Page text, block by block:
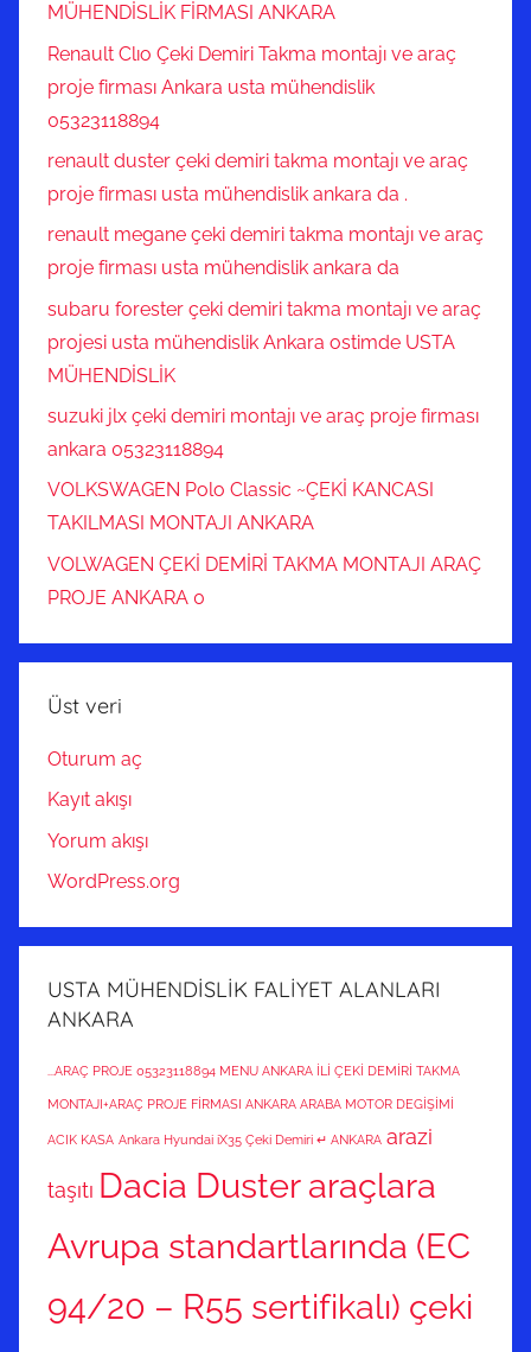
MÜHENDİSLİK FİRMASI ANKARA
Renault Clıo Çeki Demiri Takma montajı ve araç
proje firması Ankara usta mühendislik
05323118894
renault duster çeki demiri takma montajı ve araç
proje firması usta mühendislik ankara da .
renault megane çeki demiri takma montajı ve araç
proje firması usta mühendislik ankara da
subaru forester çeki demiri takma montajı ve araç
projesi usta mühendislik Ankara ostimde USTA
MÜHENDİSLİK
suzuki jlx çeki demiri montajı ve araç proje firması
ankara 05323118894
VOLKSWAGEN Polo Classic ~ÇEKİ KANCASI
TAKILMASI MONTAJI ANKARA
VOLWAGEN ÇEKİ DEMİRİ TAKMA MONTAJI ARAÇ
PROJE ANKARA 0
Üst veri
Oturum aç
Kayıt akışı
Yorum akışı
WordPress.org
USTA MÜHENDİSLİK FALİYET ALANLARI
ANKARA
...ARAÇ PROJE 05323118894 MENU ANKARA İLİ ÇEKİ DEMİRİ TAKMA
MONTAJI+ARAÇ PROJE FİRMASI ANKARA ARABA MOTOR DEGİŞİMİ
ACIK KASA Ankara Hyundai iX35 Çeki Demiri ↵ ANKARA arazi
taşıtı Dacia Duster araçlara
Avrupa standartlarında (EC
94/20 – R55 sertifikalı) çeki